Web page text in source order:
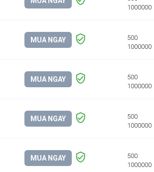
1000000
MUA NGAY
500
1000000
MUA NGAY
500
1000000
MUA NGAY
500
1000000
MUA NGAY
500
1000000